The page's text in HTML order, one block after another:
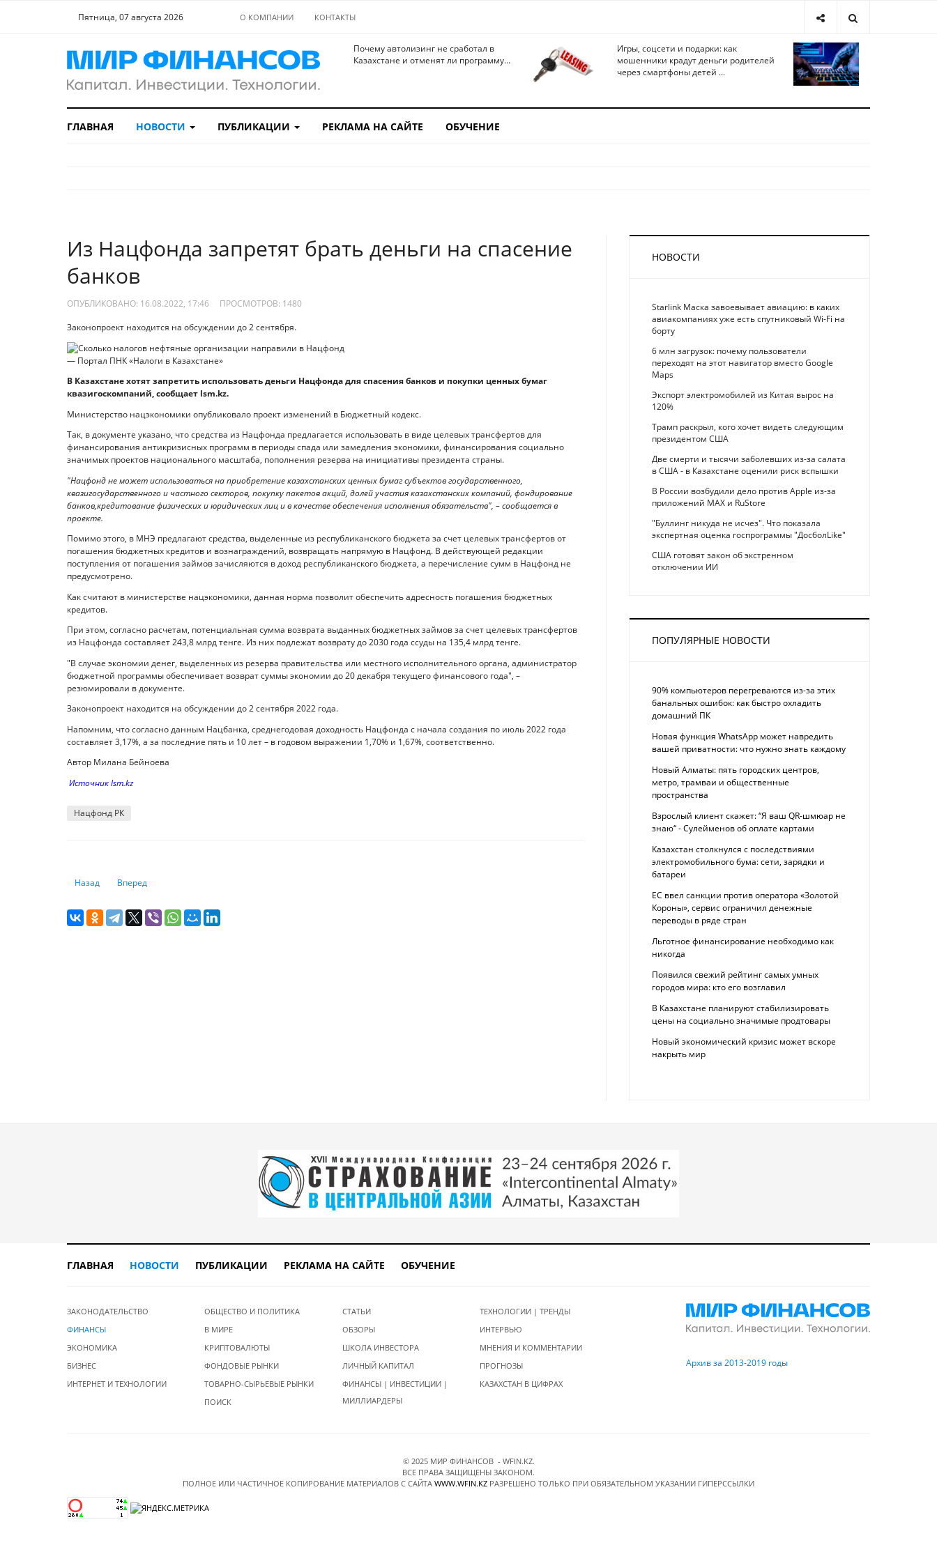
Пятница, 07 августа 2026 О КОМПАНИИ КОНТАКТЫ
Почему автолизинг не сработал в
Казахстане и отменят ли программу...
Игры, соцсети и подарки: как
мошенники крадут деньги родителей
через смартфоны детей ...
ГЛАВНАЯ НОВОСТИ ПУБЛИКАЦИИ РЕКЛАМА НА САЙТЕ ОБУЧЕНИЕ
Из Нацфонда запретят брать деньги на спасение
банков
ОПУБЛИКОВАНО: 16.08.2022, 17:46 ПРОСМОТРОВ: 1480
Законопроект находится на обсуждении до 2 сентября.
В Казахстане хотят запретить использовать деньги Нацфонда для спасения банков и покупки ценных бумаг
квазигоскомпаний, сообщает lsm.kz.
Министерство нацэкономики опубликовало проект изменений в Бюджетный кодекс.
Так, в документе указано, что средства из Нацфонда предлагается использовать в виде целевых трансфертов для
финансирования антикризисных программ в периоды спада или замедления экономики, финансирования социально
значимых проектов национального масштаба, пополнения резерва на инициативы президента страны.
"Нацфонд не может использоваться на приобретение казахстанских ценных бумаг субъектов государственного,
квазигосударственного и частного секторов, покупку пакетов акций, долей участия казахстанских компаний, фондирование
банков,кредитование физических и юридических лиц и в качестве обеспечения исполнения обязательств", – сообщается в
проекте.
Помимо этого, в МНЭ предлагают средства, выделенные из республиканского бюджета за счет целевых трансфертов от
погашения бюджетных кредитов и вознаграждений, возвращать напрямую в Нацфонд. В действующей редакции
поступления от погашения займов зачисляются в доход республиканского бюджета, а перечисление сумм в Нацфонд не
предусмотрено.
Как считают в министерстве нацэкономики, данная норма позволит обеспечить адресность погашения бюджетных
кредитов.
При этом, согласно расчетам, потенциальная сумма возврата выданных бюджетных займов за счет целевых трансфертов
из Нацфонда составляет 243,8 млрд тенге. Из них подлежат возврату до 2030 года ссуды на 135,4 млрд тенге.
"В случае экономии денег, выделенных из резерва правительства или местного исполнительного органа, администратор
бюджетной программы обеспечивает возврат суммы экономии до 20 декабря текущего финансового года", –
резюмировали в документе.
Законопроект находится на обсуждении до 2 сентября 2022 года.
Напомним, что согласно данным Нацбанка, среднегодовая доходность Нацфонда с начала создания по июль 2022 года
составляет 3,17%, а за последние пять и 10 лет – в годовом выражении 1,70% и 1,67%, соответственно.
Автор Милана Бейноева
Источник lsm.kz
Нацфонд РК
Предыдущий: Аналитики рассчитали Индекс тенге
Назад Следующий: Спрос на карты банков СНГ резко возрос после ухода Visa и Mastercard
Вперед
НОВОСТИ
Starlink Маска завоевывает авиацию: в каких
авиакомпаниях уже есть спутниковый Wi-Fi на
борту
6 млн загрузок: почему пользователи
переходят на этот навигатор вместо Google
Maps
Экспорт электромобилей из Китая вырос на
120%
Трамп раскрыл, кого хочет видеть следующим
президентом США
Две смерти и тысячи заболевших из-за салата
в США - в Казахстане оценили риск вспышки
В России возбудили дело против Apple из-за
приложений MAX и RuStore
"Буллинг никуда не исчез". Что показала
экспертная оценка госпрограммы "ДосболLike"
США готовят закон об экстренном
отключении ИИ
ПОПУЛЯРНЫЕ НОВОСТИ
90% компьютеров перегреваются из-за этих
банальных ошибок: как быстро охладить
домашний ПК
Новая функция WhatsApp может навредить
вашей приватности: что нужно знать каждому
Новый Алматы: пять городских центров,
метро, трамваи и общественные
пространства
Взрослый клиент скажет: “Я ваш QR-шмюар не
знаю“ - Сулейменов об оплате картами
Казахстан столкнулся с последствиями
электромобильного бума: сети, зарядки и
батареи
ЕС ввел санкции против оператора «Золотой
Короны», сервис ограничил денежные
переводы в ряде стран
Льготное финансирование необходимо как
никогда
Появился свежий рейтинг самых умных
городов мира: кто его возглавил
В Казахстане планируют стабилизировать
цены на социально значимые продтовары
Новый экономический кризис может вскоре
накрыть мир
ГЛАВНАЯ НОВОСТИ ПУБЛИКАЦИИ РЕКЛАМА НА САЙТЕ ОБУЧЕНИЕ
ЗАКОНОДАТЕЛЬСТВО
ФИНАНСЫ
ЭКОНОМИКА
БИЗНЕС
ИНТЕРНЕТ И ТЕХНОЛОГИИ
ОБЩЕСТВО И ПОЛИТИКА
В МИРЕ
КРИПТОВАЛЮТЫ
ФОНДОВЫЕ РЫНКИ
ТОВАРНО-СЫРЬЕВЫЕ РЫНКИ
ПОИСК
СТАТЬИ
ОБЗОРЫ
ШКОЛА ИНВЕСТОРА
ЛИЧНЫЙ КАПИТАЛ
ФИНАНСЫ | ИНВЕСТИЦИИ |
МИЛЛИАРДЕРЫ
ТЕХНОЛОГИИ | ТРЕНДЫ
ИНТЕРВЬЮ
МНЕНИЯ И КОММЕНТАРИИ
ПРОГНОЗЫ
КАЗАХСТАН В ЦИФРАХ
Архив за 2013-2019 годы
© 2025 МИР ФИНАНСОВ - WFIN.KZ.
ВСЕ ПРАВА ЗАЩИЩЕНЫ ЗАКОНОМ.
ПОЛНОЕ ИЛИ ЧАСТИЧНОЕ КОПИРОВАНИЕ МАТЕРИАЛОВ C САЙТА WWW.WFIN.KZ РАЗРЕШЕНО ТОЛЬКО ПРИ ОБЯЗАТЕЛЬНОМ УКАЗАНИИ ГИПЕРССЫЛКИ